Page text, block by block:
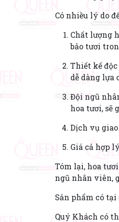
Có nhiều lý do
Chất lượng
bảo tươi
Thiết kế
dễ dàng lựa
Đội ngũ
hoa tươi, sẽ
Dịch vụ
Giá cả hợp
Tóm lại, hoa
ngũ nhân viên,
Sản phẩm có
Quý Khách có